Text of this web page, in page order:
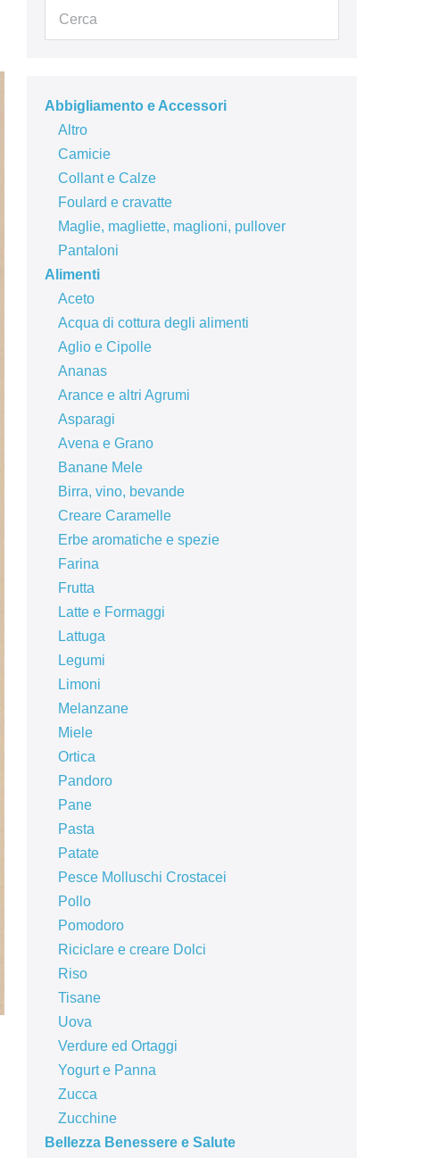
Abbigliamento e Accessori
Altro
Camicie
Collant e Calze
Foulard e cravatte
Maglie, magliette, maglioni, pullover
Pantaloni
Alimenti
Aceto
Acqua di cottura degli alimenti
Aglio e Cipolle
Ananas
Arance e altri Agrumi
Asparagi
Avena e Grano
Banane Mele
Birra, vino, bevande
Creare Caramelle
Erbe aromatiche e spezie
Farina
Frutta
Latte e Formaggi
Lattuga
Legumi
Limoni
Melanzane
Miele
Ortica
Pandoro
Pane
Pasta
Patate
Pesce Molluschi Crostacei
Pollo
Pomodoro
Riciclare e creare Dolci
Riso
Tisane
Uova
Verdure ed Ortaggi
Yogurt e Panna
Zucca
Zucchine
Bellezza Benessere e Salute